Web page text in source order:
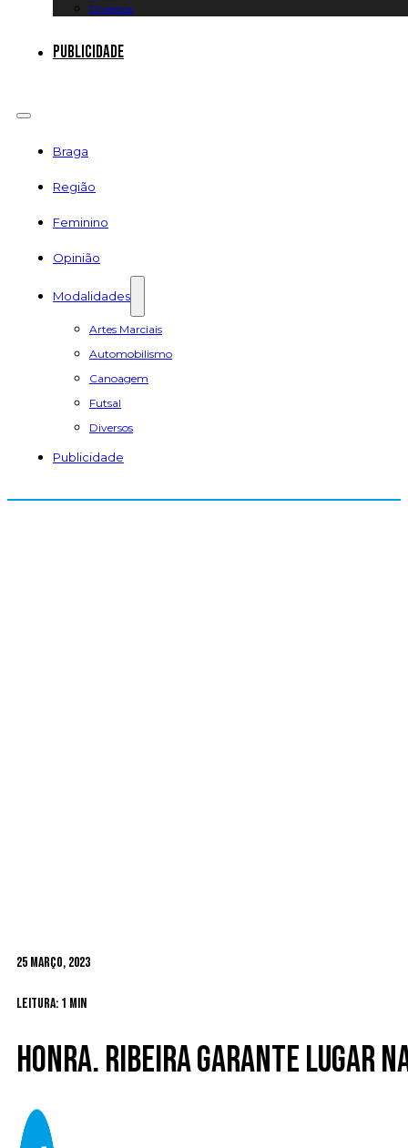
Diversos
Publicidade
Braga
Região
Feminino
Opinião
Modalidades
Artes Marciais
Automobilismo
Canoagem
Futsal
Diversos
Publicidade
25 Março, 2023
Leitura: 1 min
Honra. Ribeira garante lugar